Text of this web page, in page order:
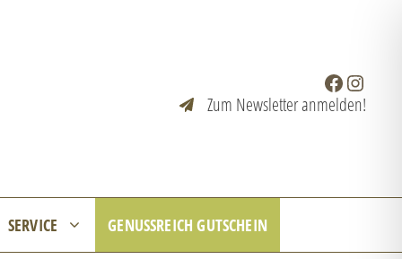
Facebook
Zum Newsletter anmelden!
SERVICE GENUSSREICH GUTSCHEIN